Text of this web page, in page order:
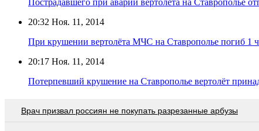
20:32 Ноя. 11, 2014
При крушении вертолёта МЧС на Ставрополье погиб 1
20:17 Ноя. 11, 2014
Потерпевший крушение на Ставрополье вертолёт
Врач призвал россиян не покупать разрезанные арбузы